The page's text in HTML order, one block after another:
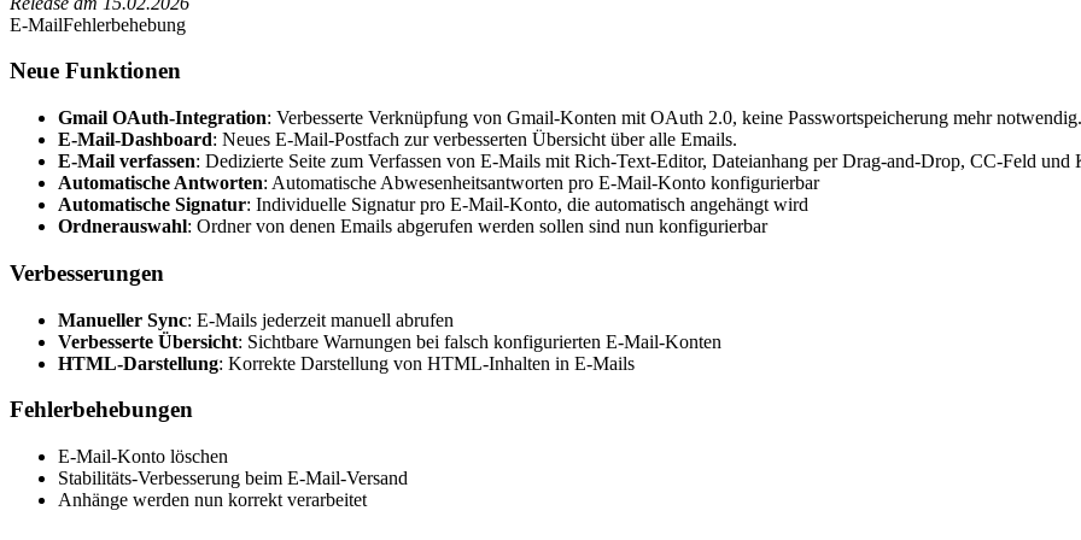
E-MailFehlerbehebung
Neue Funktionen
Gmail OAuth-Integration: Verbesserte Verknüpfung von Gmail-Konten mit OAuth 2.0, keine Passwortspeicherung mehr notwendig.
E-Mail-Dashboard: Neues E-Mail-Postfach zur verbesserten Übersicht über alle Emails.
E-Mail verfassen: Dedizierte Seite zum Verfassen von E-Mails mit Rich-Text-Editor, Dateianhang per Drag-and-Drop, CC-Feld und
Automatische Antworten: Automatische Abwesenheitsantworten pro E-Mail-Konto konfigurierbar
Automatische Signatur: Individuelle Signatur pro E-Mail-Konto, die automatisch angehängt wird
Ordnerauswahl: Ordner von denen Emails abgerufen werden sollen sind nun konfigurierbar
Verbesserungen
Manueller Sync: E-Mails jederzeit manuell abrufen
Verbesserte Übersicht: Sichtbare Warnungen bei falsch konfigurierten E-Mail-Konten
HTML-Darstellung: Korrekte Darstellung von HTML-Inhalten in E-Mails
Fehlerbehebungen
E-Mail-Konto löschen
Stabilitäts-Verbesserung beim E-Mail-Versand
Anhänge werden nun korrekt verarbeitet